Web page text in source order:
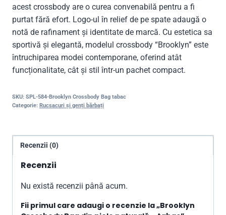
acest crossbody are o curea convenabilă pentru a fi
purtat fără efort. Logo-ul în relief de pe spate adaugă o
notă de rafinament și identitate de marcă. Cu estetica sa
sportivă și elegantă, modelul crossbody “Brooklyn” este
întruchiparea modei contemporane, oferind atât
funcționalitate, cât și stil într-un pachet compact.
SKU: SPL-584-Brooklyn Crossbody Bag tabac
Categorie: Rucsacuri și genți bărbați
Recenzii (0)
Recenzii
Nu există recenzii până acum.
Fii primul care adaugi o recenzie la „Brooklyn